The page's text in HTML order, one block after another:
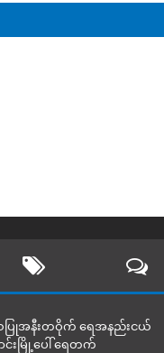
ပြုအနီးတဝိုက် ရေအနည်းငယ်
ာင်းမြို့ပေါ် ရေတက်